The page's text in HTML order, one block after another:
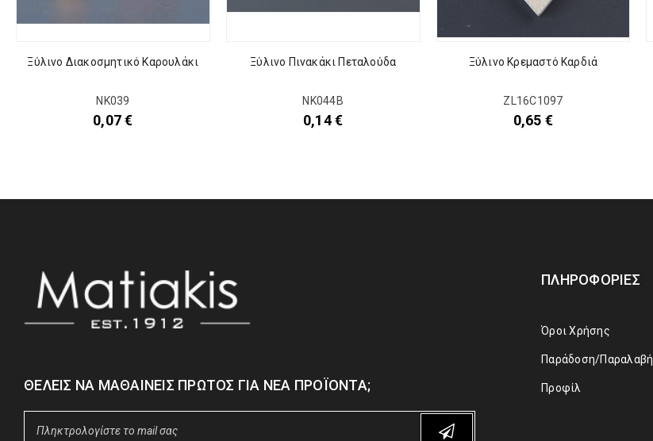
Ξύλινο Διακοσμητικό Καρουλάκι
NK039
0,07€
Ξύλινο Πινακάκι Πεταλούδα
NK044B
0,14€
Ξύλινο Κρεμαστό Καρδιά
ZL16C1097
0,65 €
ΘΈΛΕΙΣ ΝΑ ΜΑΘΑΊΝΕΙΣ ΠΡΏΤΟΣ ΓΙΑ ΝΈΑ ΠΡΟΪΌΝΤΑ;
ΠΛΗΡΟΦΟΡΊΕΣ
Όροι Χρήσης
Παράδοση/Παραλαβή
Προφίλ